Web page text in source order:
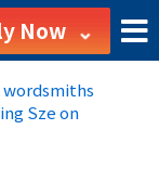
Now
wordsmiths
Sze on